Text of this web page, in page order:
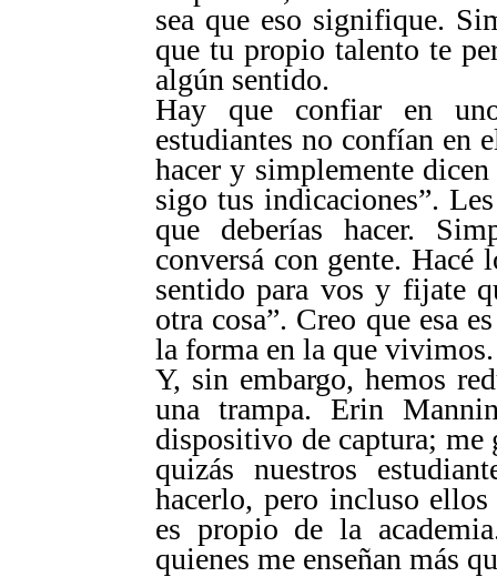
sea que eso signifique.
que tu propio talento te
algún sentido.
Hay que confiar en
estudiantes no confían en
hacer y simplemente
sigo tus indicaciones”.
que deberías hacer.
conversá con gente. Hacé
sentido para vos y fijate
otra cosa”. Creo que esa
la forma en la que vivimos.
Y, sin embargo, hemos
una trampa. Erin
dispositivo de captura; me
quizás nuestros
hacerlo, pero incluso
es propio de la
quienes me enseñan más